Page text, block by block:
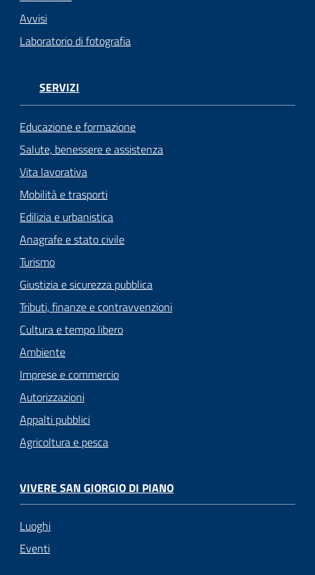
Avvisi
Laboratorio di fotografia
SERVIZI
Educazione e formazione
Salute, benessere e assistenza
Vita lavorativa
Mobilità e trasporti
Edilizia e urbanistica
Anagrafe e stato civile
Turismo
Giustizia e sicurezza pubblica
Tributi, finanze e contravvenzioni
Cultura e tempo libero
Ambiente
Imprese e commercio
Autorizzazioni
Appalti pubblici
Agricoltura e pesca
VIVERE SAN GIORGIO DI PIANO
Luoghi
Eventi